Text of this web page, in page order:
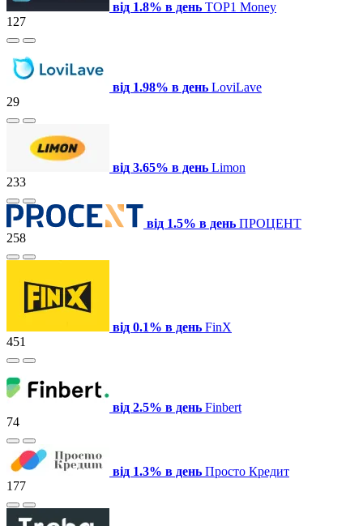
від 1.8% в день TOP1 Money
127
від 1.98% в день LoviLave
29
від 3.65% в день Limon
233
від 1.5% в день ПРОЦЕНТ
258
від 0.1% в день FinX
451
від 2.5% в день Finbert
74
від 1.3% в день Просто Кредит
177